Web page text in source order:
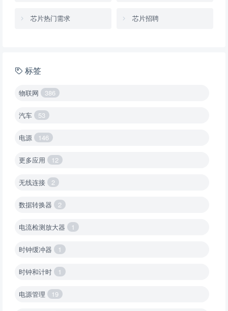
芯片热门需求 芯片招聘
标签
物联网 386
汽车 53
电源 146
更多应用 12
无线连接 2
数据转换器 2
电流检测放大器 1
时钟缓冲器 1
时钟和计时 1
电源管理 19